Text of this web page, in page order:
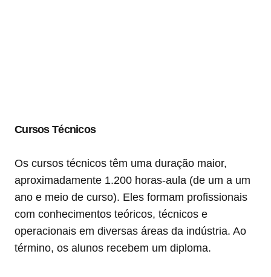
Cursos Técnicos
Os cursos técnicos têm uma duração maior,
aproximadamente 1.200 horas-aula (de um a um
ano e meio de curso). Eles formam profissionais
com conhecimentos teóricos, técnicos e
operacionais em diversas áreas da indústria. Ao
término, os alunos recebem um diploma.